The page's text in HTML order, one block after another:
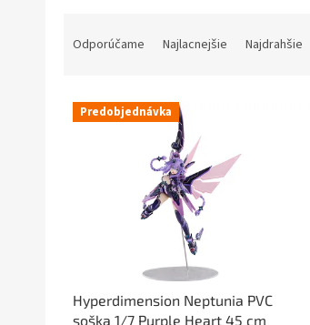
n
Odporúčame Najlacnejšie Najdrahšie
V Predobjednávka
Hyperdimension Neptunia PVC
soška 1/7 Purple Heart 45 cm